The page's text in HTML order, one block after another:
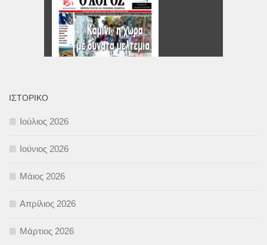
ΙΣΤΟΡΙΚΌ
Ιούλιος 2026
Ιούνιος 2026
Μάιος 2026
Απρίλιος 2026
Μάρτιος 2026